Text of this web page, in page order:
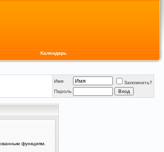
Календарь
Имя
Запомнить?
Пароль
функциям.